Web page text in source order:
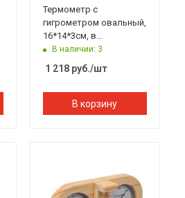
Термометр с
гигрометром овальный,
16*14*3см, в
дерев.корпусе Банные
В наличии: 3
1 218руб./шт
В корзину